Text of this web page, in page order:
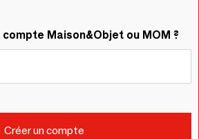
Maison&Objet ou MOM ?